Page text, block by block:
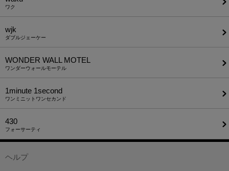
ワク
wjk
ダブルジェーケー
WONDER WALL MOTEL
ワンダーウォールモーテル
1minute​ 1second
ワンミニットワンセカンド
430
フォーサーティ
ヘルプ